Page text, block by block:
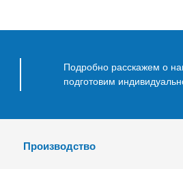
Подробно расскажем о
подготовим
Производство